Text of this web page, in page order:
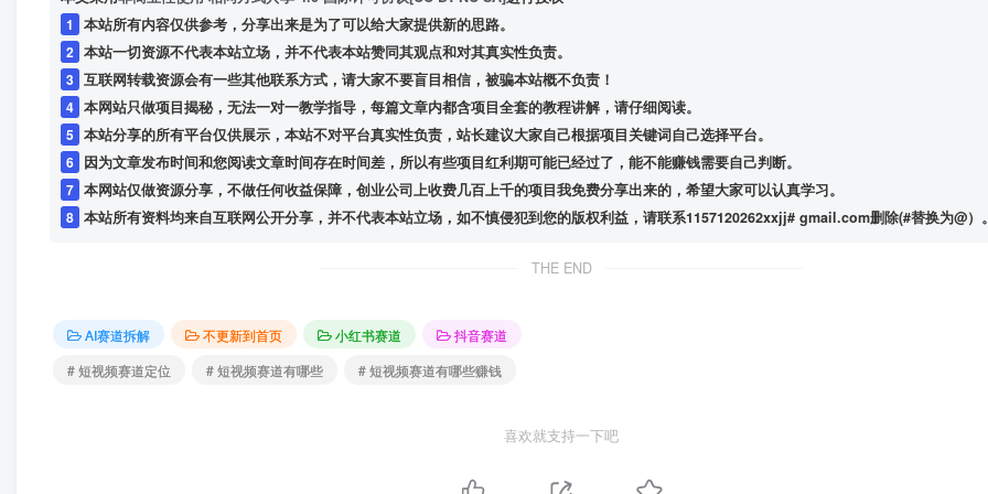
1
本站所有内容仅供参考，分享出来是为了可以给大家提供新的思路。
2 本站一切资源不代表本站立场，并不代表本站赞同其观点和对其真实性负责。
3 互联网转载资源会有一些其他联系方式，请大家不要盲目相信，被骗本站概不负责！
4 本网站只做项目揭秘，无法一对一教学指导，每篇文章内都含项目全套的教程讲解，请仔细阅读。
5 本站分享的所有平台仅供展示，本站不对平台真实性负责，站长建议大家自己根据项目关键词自己选择平台。
6 因为文章发布时间和您阅读文章时间存在时间差，所以有些项目红利期可能已经过了，能不能赚钱需要自己判断。
7 本网站仅做资源分享，不做任何收益保障，创业公司上收费几百上千的项目我免费分享出来的，希望大家可以认真学习。
8 本站所有资料均来自互联网公开分享，并不代表本站立场，如不慎侵犯到您的版权利益，请联系1157120262xxjj# gmail.com删除(#替换为@）
THE END
AI赛道拆解 不更新到首页 小红书赛道
抖音赛道
# 短视频赛道定位
# 短视频赛道有哪些 # 短视频赛道有哪些赚钱
喜欢就支持一下吧